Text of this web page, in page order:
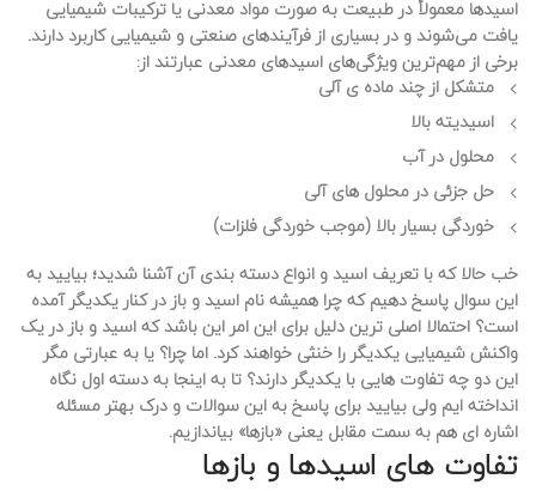
اسیدها معمولاً در طبیعت به صورت مواد معدنی یا ترکیبات شیمیایی
یافت می‌شوند و در بسیاری از فرآیندهای صنعتی و شیمیایی کاربرد دارند.
برخی از مهم‌ترین ویژگی‌های اسیدهای معدنی عبارتند از:
متشکل از چند ماده ی آلی
اسیدیته بالا
محلول در آب
حل جزئی در محلول های آلی
خوردگی بسیار بالا (موجب خوردگی فلزات)
خب حالا که با تعریف اسید و انواع دسته بندی آن آشنا شدید؛ بیایید به
این سوال پاسخ دهیم کهچرا همیشه نام اسید و باز در کنار یکدیگر آمده
است؟ احتمالا اصلی ترین دلیل برای این امر این باشد که اسید و باز در یک
واکنش شیمیایی یکدیگر را خنثی خواهند کرد. اما چرا؟ یا به عبارتی مگر
این دو چه تفاوت هایی با یکدیگر دارند؟ تا به اینجا به دسته اول نگاه
انداخته ایم ولی بیایید برای پاسخ به این سوالات و درک بهتر مسئله
اشاره ای هم به سمت مقابل یعنی «بازها» بیاندازیم.
تفاوت های اسیدها و بازها